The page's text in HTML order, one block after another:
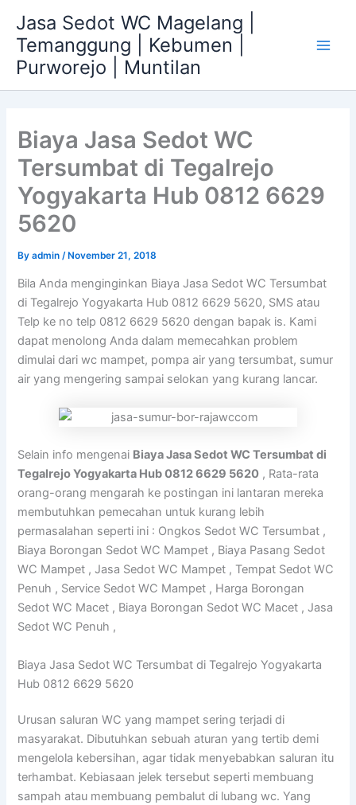
content
Jasa Sedot WC Magelang |
Temanggung | Kebumen |
Purworejo | Muntilan
Biaya Jasa Sedot WC
Tersumbat di Tegalrejo
Yogyakarta Hub 0812 6629
5620
Byadmin/ November 21, 2018
Bila Anda menginginkan Biaya Jasa Sedot WC Tersumbat
di Tegalrejo Yogyakarta Hub 0812 6629 5620, SMS atau
Telp ke no telp 0812 6629 5620 dengan bapak is. Kami
dapat menolong Anda dalam memecahkan problem
dimulai dari wc mampet, pompa air yang tersumbat, sumur
air yang mengering sampai selokan yang kurang lancar.
Selain info mengenai Biaya Jasa Sedot WC Tersumbat di
Tegalrejo Yogyakarta Hub 0812 6629 5620 , Rata-rata
orang-orang mengarah ke postingan ini lantaran mereka
membutuhkan pemecahan untuk kurang lebih
permasalahan seperti ini : Ongkos Sedot WC Tersumbat ,
Biaya Borongan Sedot WC Mampet , Biaya Pasang Sedot
WC Mampet , Jasa Sedot WC Mampet , Tempat Sedot WC
Penuh , Service Sedot WC Mampet , Harga Borongan
Sedot WC Macet , Biaya Borongan Sedot WC Macet , Jasa
Sedot WC Penuh ,
Biaya Jasa Sedot WC Tersumbat di Tegalrejo Yogyakarta
Hub 0812 6629 5620
Urusan saluran WC yang mampet sering terjadi di
masyarakat. Dibutuhkan sebuah aturan yang tertib demi
mengelola kebersihan, agar tidak menyebabkan saluran itu
terhambat. Kebiasaan jelek tersebut seperti membuang
sampah atau membuang pembalut di lubang wc. Yang